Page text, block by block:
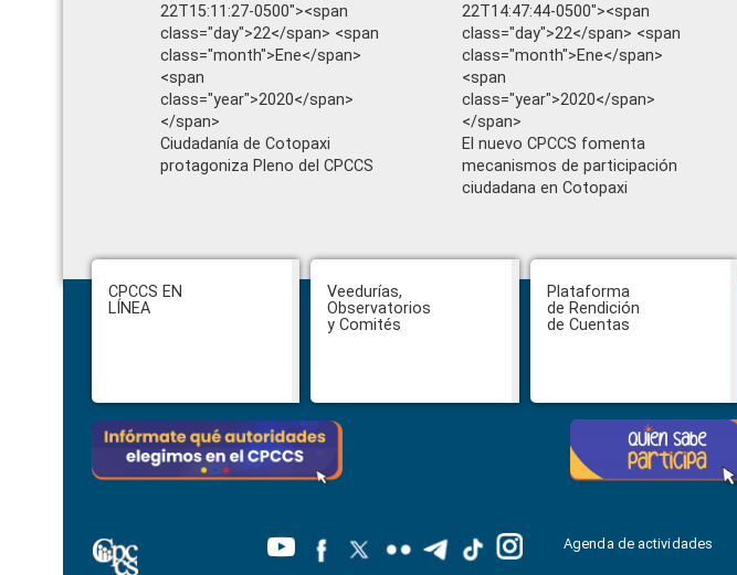
22T15:11:27-0500"><span
class="day">22</span> <span
class="month">Ene</span>
<span
class="year">2020</span>
</span>
Ciudadanía de Cotopaxi
protagoniza Pleno del CPCCS
22T14:47:44-0500"><span
class="day">22</span> <span
class="month">Ene</span>
<span
class="year">2020</span>
</span>
El nuevo CPCCS fomenta
mecanismos de participación
ciudadana en Cotopaxi
Footer
CPCCS EN
LÍNEA
Veedurías,
Observatorios
y Comités
Plataforma
de Rendición
de Cuentas
Agenda de actividades